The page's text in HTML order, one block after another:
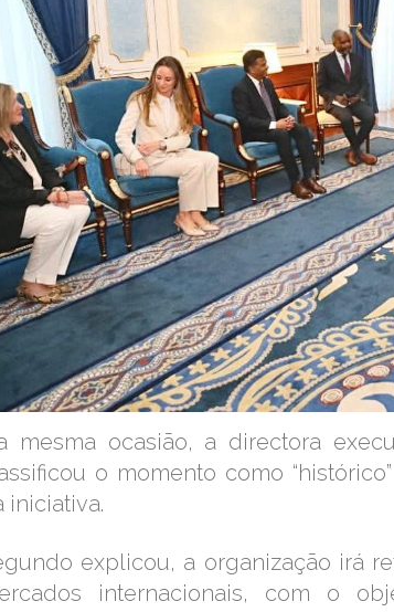
mesma ocasião, a directora
o momento como
iniciativa.
explicou, a organização irá
internacionais, com o